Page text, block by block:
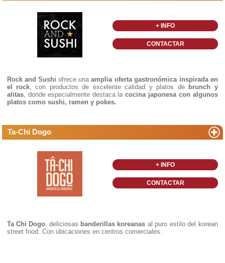
+ INFO
CONTACTAR
Rock and Sushi ofrece una amplia oferta gastronómica inspirada en
el rock , con productos de excelente calidad y platos de brunch y
alitas , donde especialmente destaca la cocina japonesa con algunos
platos como sushi, ramen y pokes.
Ta-Chi Dogo
+ INFO
CONTACTAR
Ta Chi Dogo , deliciosas banderillas koreanas al puro estilo del korean
street food. Con ubicaciones en centros comerciales.